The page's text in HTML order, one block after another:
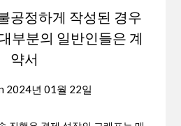
공정하게 작성된 경우
부분의 일반인들은 계
약서
2024년 01월 22일